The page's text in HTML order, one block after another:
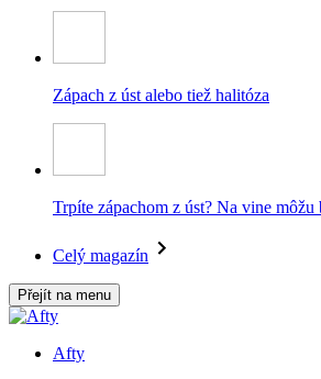
Zápach z úst alebo tiež halitóza
Trpíte zápachom z úst? Na vine môžu
Celý magazín
Přejít na menu
Afty